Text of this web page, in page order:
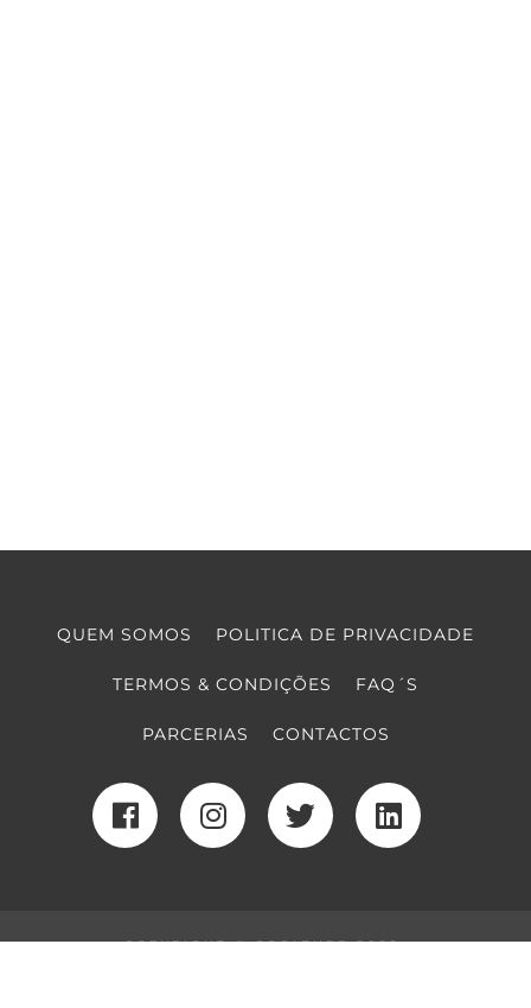
QUEM SOMOS POLITICA DE PRIVACIDADE
TERMOS & CONDIÇÕES FAQ´S
PARCERIAS CONTACTOS
COPYRIGHT © COOLTURE 2022